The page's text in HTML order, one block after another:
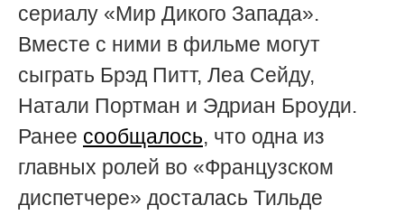
сериалу «Мир Дикого Запада».
Вместе с ними в фильме могут
сыграть Брэд Питт, Леа Сейду,
Натали Портман и Эдриан Броуди.
Ранее сообщалось, что одна из
главных ролей во «Французском
диспетчере» досталась Тильде